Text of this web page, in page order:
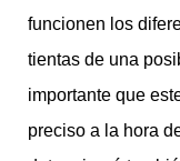
funcionen los
tientas de una
importante que
preciso a la hora